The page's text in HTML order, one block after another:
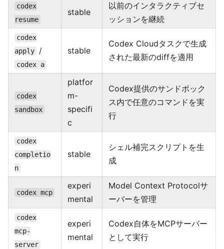
codex
resume
stable
以前のインタラクティブセ
ッションを継続
codex
apply
/
codex a
stable
Codex Cloudタスクで生成
された最新のdiffを適用
codex
sandbox
platfor
m-
specifi
c
Codex提供のサンドボック
ス内で任意のコマンドを実
行
codex
completio
n
stable
シェル補完スクリプトを生
成
codex mcp
experi
mental
Model Context Protocolサ
ーバーを管理
codex
mcp-
server
experi
mental
Codex自体をMCPサーバー
として実行